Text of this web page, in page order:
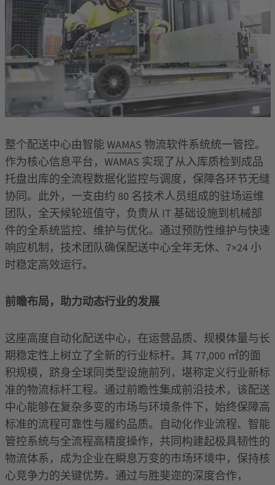
整个配送中心由智能 WAMAS 物流软件系统统一管控。
作为核心信息平台， WAMAS 实现了从入库质检到成品
托盘出库的全流程数据化监控与调度，保障各环节无缝
协同。此外，一支由约 80 名技术人员组成的驻场运维
团队，全天候轮班值守，负责从 IT 基础设施到机械部
件的全系统监控、维护与优化。通过预防性维护与快速
响应机制，技术团队确保配送中心全年无休、 7×24 小
时稳定高效运行。
前瞻布局，助力动态行业的发展
这座高度自动化配送中心，在运营品质、规模体量与长
期稳定性上树立了全新的行业标杆。其 77,000 ㎡的面
积规模，跻身全球同类型设施前列，堪称定义行业新标
准的物流标杆工程。通过前瞻性集成前沿技术，该配送
中心能够在复杂多变的市场与环境条件下，始终保障高
标准的流程可靠性与履约品质。自动化作业流程、智能
管控系统与全流程高精度操作，共同构建起极具韧性的
物流体系，成为企业在瞬息万变的市场环境中，保持核
心竞争力的关键优势。通过与胜斐迩的深度合作，